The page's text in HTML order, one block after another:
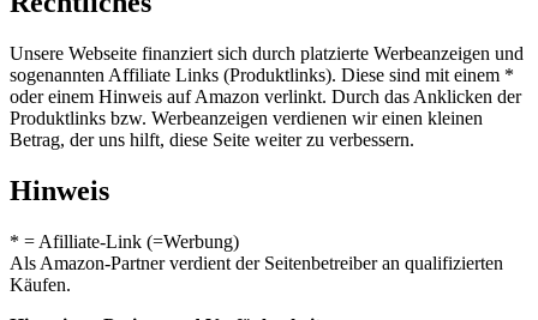
Unsere Webseite finanziert sich durch platzierte Werbeanzeigen und
sogenannten Affiliate Links (Produktlinks). Diese sind mit einem *
oder einem Hinweis auf Amazon verlinkt. Durch das Anklicken der
Produktlinks bzw. Werbeanzeigen verdienen wir einen kleinen
Betrag, der uns hilft, diese Seite weiter zu verbessern.
Hinweis
* = Afilliate-Link (=Werbung)
Als Amazon-Partner verdient der Seitenbetreiber an qualifizierten
Käufen.